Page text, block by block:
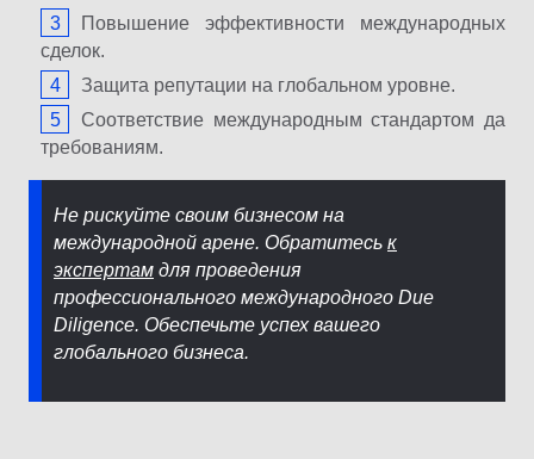
Повышение эффективности международных
сделок.
Защита репутации на глобальном уровне.
Соответствие международным стандартом да
требованиям.
Не рискуйте своим бизнесом на
международной арене. Обратитесь к
экспертам для проведения
профессионального международного Due
Diligence. Обеспечьте успех вашего
глобального бизнеса.